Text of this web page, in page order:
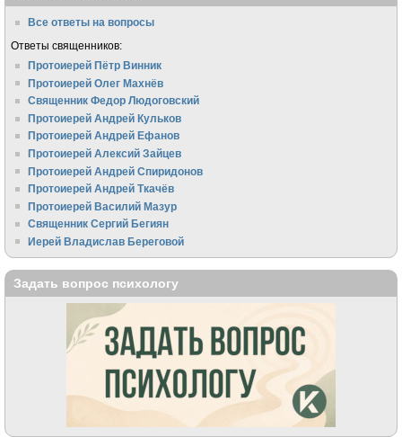
Все ответы на вопросы
Ответы священников:
Протоиерей Пётр Винник
Протоиерей Олег Махнёв
Священник Федор Людоговский
Протоиерей Андрей Кульков
Протоиерей Андрей Ефанов
Протоиерей Алексий Зайцев
Протоиерей Андрей Спиридонов
Протоиерей Андрей Ткачёв
Протоиерей Василий Мазур
Священник Сергий Бегиян
Иерей Владислав Береговой
Задать вопрос психологу